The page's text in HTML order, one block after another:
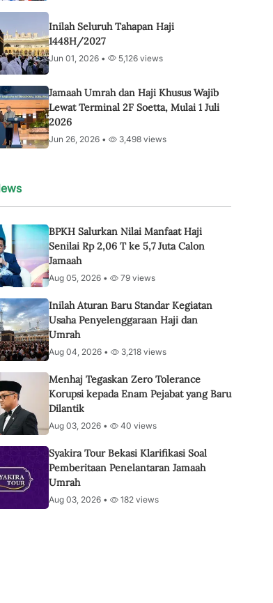
Inilah Seluruh Tahapan Haji
1448H/2027
Jun 01, 2026 • 5,126 views
Jamaah Umrah dan Haji Khusus Wajib
Lewat Terminal 2F Soetta, Mulai 1 Juli
2026
Jun 26, 2026 • 3,498 views
BPKH Salurkan Nilai Manfaat Haji
Senilai Rp 2,06 T ke 5,7 Juta Calon
Jamaah
Aug 05, 2026 • 79 views
Inilah Aturan Baru Standar Kegiatan
Usaha Penyelenggaraan Haji dan
Umrah
Aug 04, 2026 • 3,218 views
Menhaj Tegaskan Zero Tolerance
Korupsi kepada Enam Pejabat yang Baru
Dilantik
Aug 03, 2026 • 40 views
Syakira Tour Bekasi Klarifikasi Soal
Pemberitaan Penelantaran Jamaah
Umrah
Aug 03, 2026 • 182 views